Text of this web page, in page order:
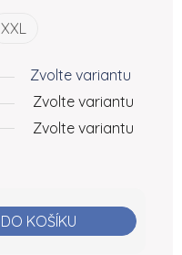
XXL
Zvolte variantu
Zvolte variantu
Zvolte variantu
DO KOŠÍKU